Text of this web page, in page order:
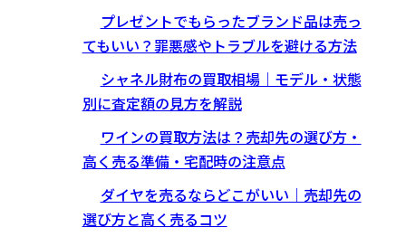
プレゼントでもらったブランド品は売っ
てもいい？罪悪感やトラブルを避ける方法
シャネル財布の買取相場｜モデル・状態
別に査定額の見方を解説
ワインの買取方法は？売却先の選び方・
高く売る準備・宅配時の注意点
ダイヤを売るならどこがいい｜売却先の
選び方と高く売るコツ